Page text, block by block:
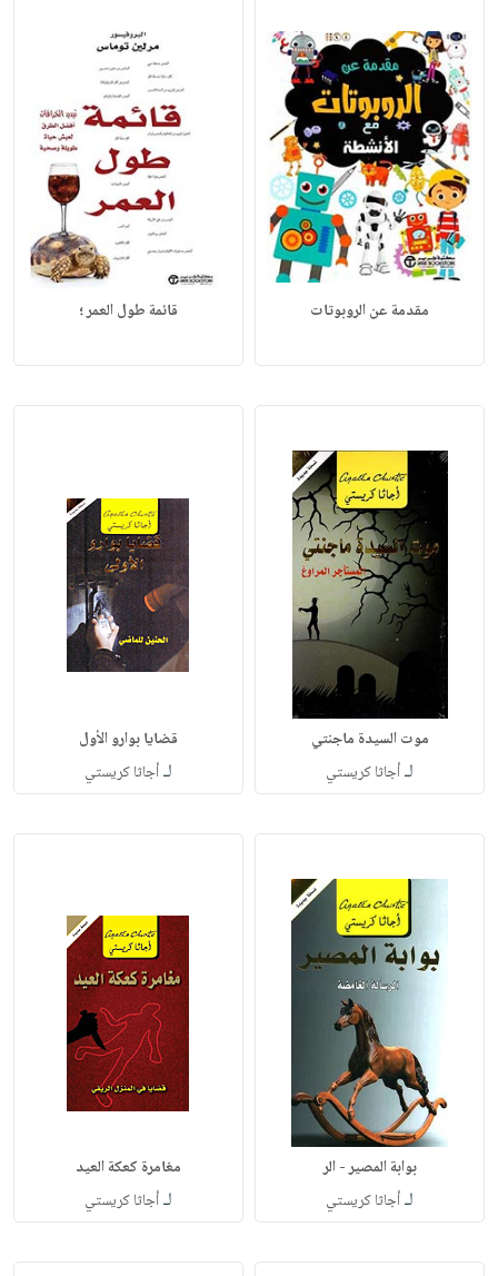
مقدمة عن الروبوتات قائمة طول العمر ؛
لـأجاثا كريستي‎ لـأجاثا كريستي‎
بوابة المصير - الر
لـأجاثا كريستي‎
مغامرة كعكة العيد
لـأجاثا كريستي‎